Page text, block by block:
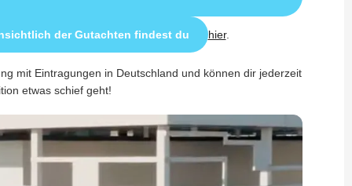
der Gutachten findest du hier.
mit Eintragungen in Deutschland und können dir jederzeit
etwas schief geht!